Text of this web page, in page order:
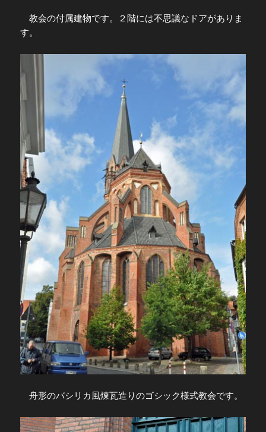
教会の付属建物です。２階には不思議なドアがありま
す。
舟形のバシリカ風煉瓦造りのゴシック様式教会です。